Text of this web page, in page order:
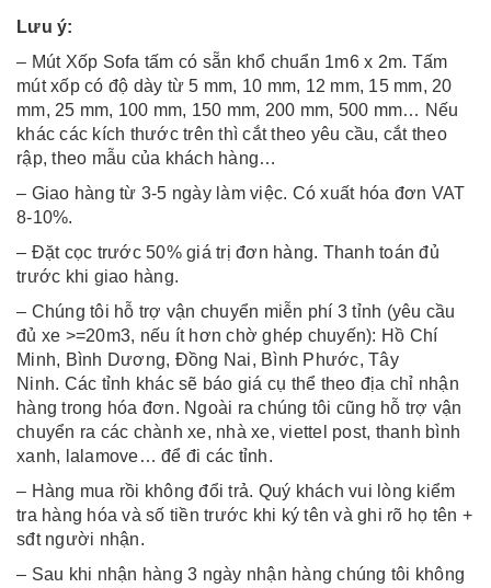
Lưu ý:
– Mút Xốp Sofa tấm có sẵn khổ chuẩn 1m6 x 2m. Tấm
mút xốp có độ dày từ 5 mm, 10 mm, 12 mm, 15 mm, 20
mm, 25 mm, 100 mm, 150 mm, 200 mm, 500 mm… Nếu
khác các kích thước trên thì cắt theo yêu cầu, cắt theo
rập, theo mẫu của khách hàng…
– Giao hàng từ 3-5 ngày làm việc. Có xuất hóa đơn VAT
8-10%.
– Đặt cọc trước 50% giá trị đơn hàng. Thanh toán đủ
trước khi giao hàng.
– Chúng tôi hỗ trợ vận chuyển miễn phí 3 tỉnh (yêu cầu
đủ xe >=20m3, nếu ít hơn chờ ghép chuyến): Hồ Chí
Minh, Bình Dương, Đồng Nai, Bình Phước, Tây
Ninh. Các tỉnh khác sẽ báo giá cụ thể theo địa chỉ nhận
hàng trong hóa đơn. Ngoài ra chúng tôi cũng hỗ trợ vận
chuyển ra các chành xe, nhà xe, viettel post, thanh bình
xanh, lalamove… để đi các tỉnh.
– Hàng mua rồi không đổi trả. Quý khách vui lòng kiểm
tra hàng hóa và số tiền trước khi ký tên và ghi rõ họ tên +
sđt người nhận.
– Sau khi nhận hàng 3 ngày nhận hàng chúng tôi không